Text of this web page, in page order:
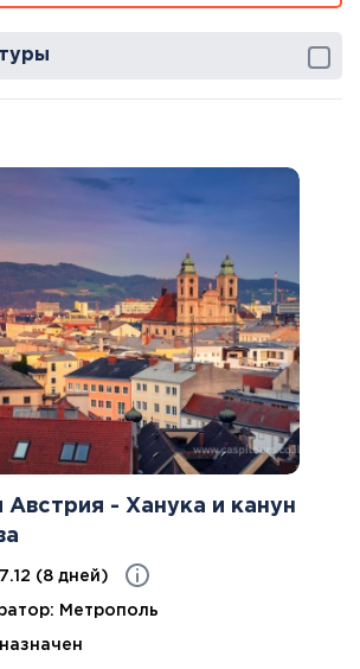
Австрия - Ханука и канун
(8 дней)
Метрополь